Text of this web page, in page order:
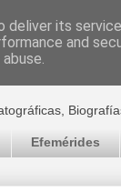
Efemérides
its
and